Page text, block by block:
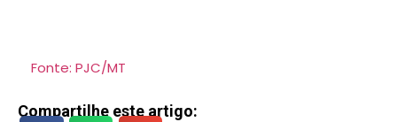
Fonte: PJC/MT
Compartilhe este artigo: